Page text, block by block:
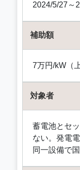
2024/5/27～
補助額
7万円/kW（
対象者
蓄電池とセ
ない。発電
同一設備で